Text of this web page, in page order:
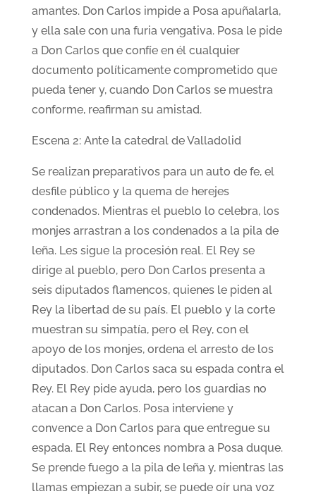
amantes. Don Carlos impide a Posa apuñalarla,
y ella sale con una furia vengativa. Posa le pide
a Don Carlos que confíe en él cualquier
documento políticamente comprometido que
pueda tener y, cuando Don Carlos se muestra
conforme, reafirman su amistad.
Escena 2: Ante la catedral de Valladolid
Se realizan preparativos para un auto de fe, el
desfile público y la quema de herejes
condenados. Mientras el pueblo lo celebra, los
monjes arrastran a los condenados a la pila de
leña. Les sigue la procesión real. El Rey se
dirige al pueblo, pero Don Carlos presenta a
seis diputados flamencos, quienes le piden al
Rey la libertad de su país. El pueblo y la corte
muestran su simpatía, pero el Rey, con el
apoyo de los monjes, ordena el arresto de los
diputados. Don Carlos saca su espada contra el
Rey. El Rey pide ayuda, pero los guardias no
atacan a Don Carlos. Posa interviene y
convence a Don Carlos para que entregue su
espada. El Rey entonces nombra a Posa duque.
Se prende fuego a la pila de leña y, mientras las
llamas empiezan a subir, se puede oír una voz